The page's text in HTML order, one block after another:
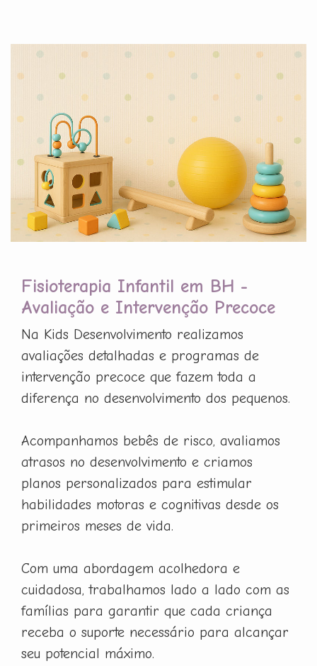
Fisioterapia Infantil em BH -
Avaliação e Intervenção Precoce
Na Kids Desenvolvimento realizamos
avaliações detalhadas e programas de
intervenção precoce que fazem toda a
diferença no desenvolvimento dos pequenos.
Acompanhamos bebês de risco, avaliamos
atrasos no desenvolvimento e criamos
planos personalizados para estimular
habilidades motoras e cognitivas desde os
primeiros meses de vida.
Com uma abordagem acolhedora e
cuidadosa, trabalhamos lado a lado com as
famílias para garantir que cada criança
receba o suporte necessário para alcançar
seu potencial máximo.